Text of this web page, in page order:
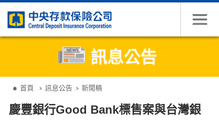
訊息公告
首頁 訊息公告 新聞稿
慶豐銀行Good Bank標售案與台灣銀